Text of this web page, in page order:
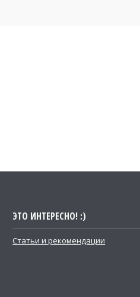
ЭТО ИНТЕРЕСНО! :)
Статьи и рекомендации